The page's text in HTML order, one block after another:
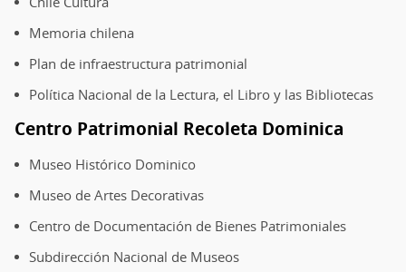
Memoria chilena
Plan de infraestructura patrimonial
Política Nacional de la Lectura, el Libro y las Bibliotecas
Centro Patrimonial Recoleta Dominica
Museo Histórico Dominico
Museo de Artes Decorativas
Centro de Documentación de Bienes Patrimoniales
Subdirección Nacional de Museos